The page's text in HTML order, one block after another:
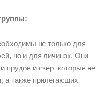
не только для
но и для личинок. Они
прудов и озер, которые не
а также прилегающих